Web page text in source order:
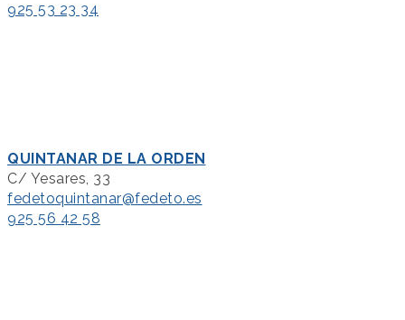
925 53 23 34
QUINTANAR DE LA ORDEN
C/ Yesares, 33
fedetoquintanar@fedeto.es
925 56 42 58